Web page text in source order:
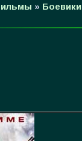
» Боевики